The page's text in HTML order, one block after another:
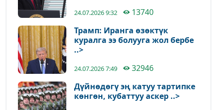
24.07.2026 9:32
13740
Трамп: Иранга өзөктүк
куралга ээ болууга жол бербе
..>
24.07.2026 7:49
32946
Дүйнөдөгү эң катуу тартипке
көнгөн, кубаттуу аскер ..>